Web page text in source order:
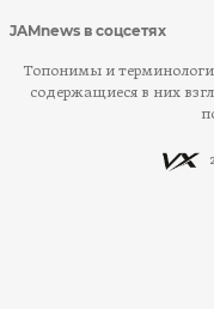
JAMnews в соцсетях
Топонимы и
содержащиеся в них